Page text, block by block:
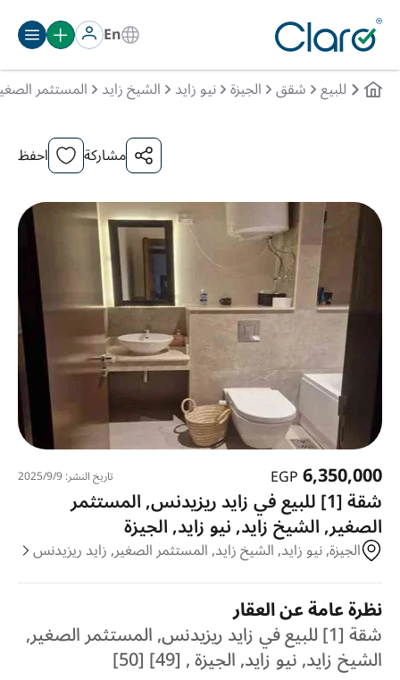
En
للبيع شقق الجيزة نيو زايد الشيخ زايد المستثمر
مشاركة احفظ
6,350,000
EGP تاريخ النشر: 9‏‏/9‏‏/2025
شقة [1] للبيع في زايد ريزيدنس, المستثمر
الصغير, الشيخ زايد, نيو زايد, الجيزة
الجيزة, نيو زايد, الشيخ زايد, المستثمر الصغير, زايد ريزيدنس
نظرة عامة عن العقار
شقة [1] للبيع في زايد ريزيدنس, المستثمر الصغير,
الشيخ زايد, نيو زايد, الجيزة , [49] [50]